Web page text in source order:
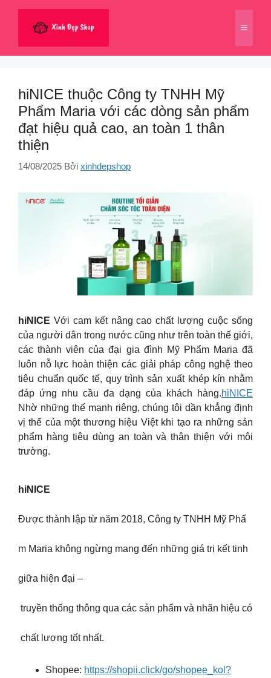
dung
Menu
hiNICE thuộc Công ty TNHH Mỹ
Phẩm Maria với các dòng sản phẩm
đạt hiệu quả cao, an toàn 1 thân
thiện
14/08/2025 Bởi xinhdepshop
hiNICE Với cam kết nâng cao chất lượng cuộc sống
của người dân trong nước cũng như trên toàn thế giới,
các thành viên của đại gia đình Mỹ Phẩm Maria đã
luôn nỗ lực hoàn thiện các giải pháp công nghệ theo
tiêu chuẩn quốc tế, quy trình sản xuất khép kín nhằm
đáp ứng nhu cầu đa dạng của khách hàng.hiNICE
Nhờ những thế mạnh riêng, chúng tôi dần khẳng định
vị thế của một thương hiệu Việt khi tạo ra những sản
phẩm hàng tiêu dùng an toàn và thân thiện với môi
trường.
hiNICE
Được thành lập từ năm 2018, Công ty TNHH Mỹ Phẩ
m Maria không ngừng mang đến những giá trị kết tinh
giữa hiện đại –
truyền thống thông qua các sản phẩm và nhãn hiệu có
chất lượng tốt nhất.
Shopee: https://shopii.click/go/shopee_kol?